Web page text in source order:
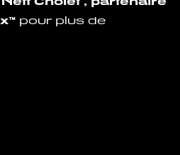
pour plus de